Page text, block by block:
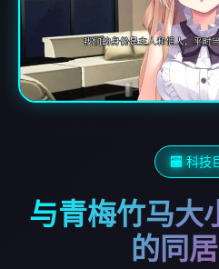
🏧 科技
与青梅竹马大
的同